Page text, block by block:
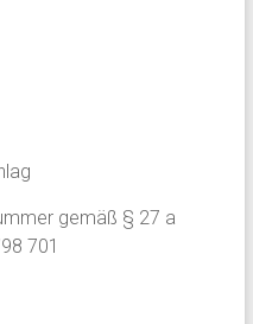
gemäß § 27 a
701